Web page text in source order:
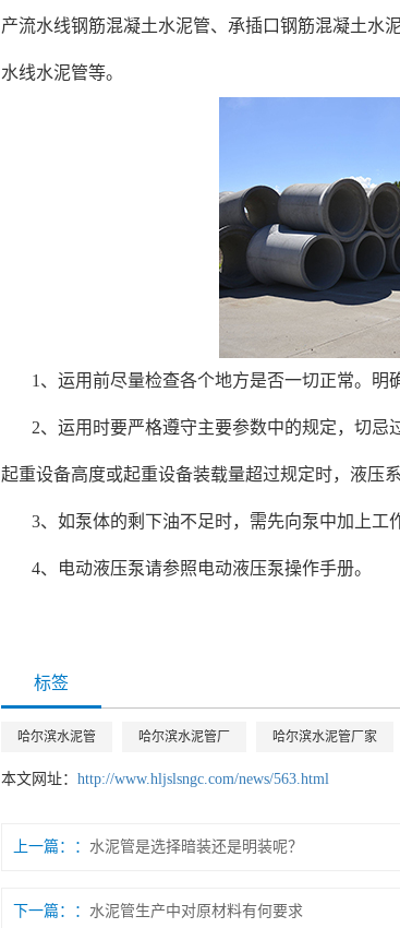
产流水线钢筋混凝土水泥管、承插口钢筋混凝土水
水线水泥管等。
1、运用前尽量检查各个地方是否一切正常。明
2、运用时要严格遵守主要参数中的规定，切
起重设备高度或起重设备装载量超过规定时，液压
3、如泵体的剩下油不足时，需先向泵中加上工
4、电动液压泵请参照电动液压泵操作手册。
标签
哈尔滨水泥管 哈尔滨水泥管厂 哈尔滨水泥管厂家
本文网址： http://www.hljslsngc.com/news/563.html
上一篇： 水泥管是选择暗装还是明装呢？
下一篇： 水泥管生产中对原材料有何要求